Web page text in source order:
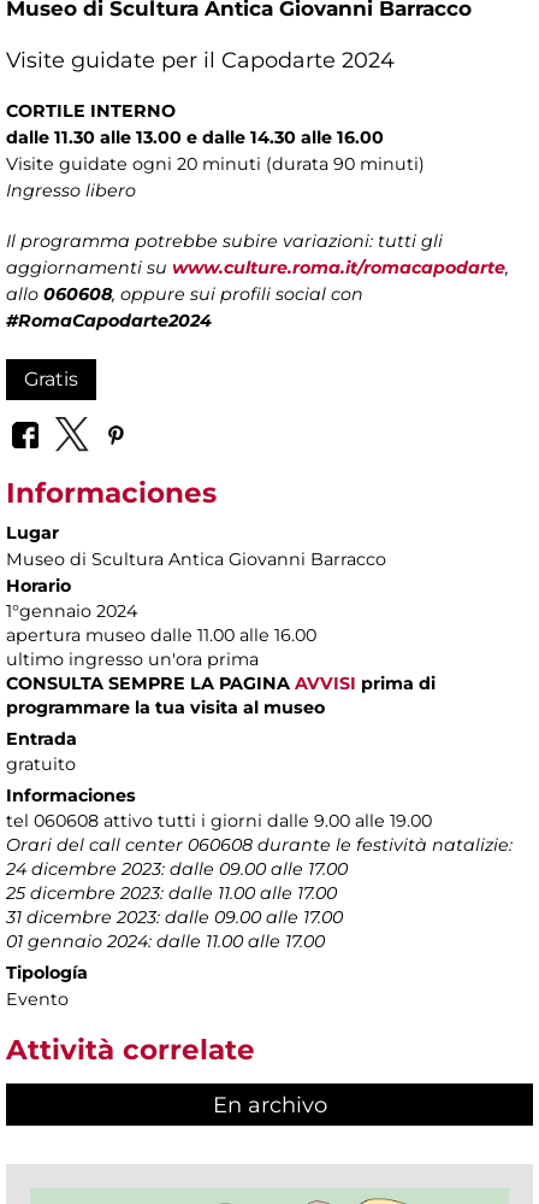
Museo di Scultura Antica Giovanni Barracco
Visite guidate per il Capodarte 2024
CORTILE INTERNO
dalle 11.30 alle 13.00 e dalle 14.30 alle 16.00
Visite guidate ogni 20 minuti (durata 90 minuti)
Ingresso libero
Il programma potrebbe subire variazioni: tutti gli
aggiornamenti su www.culture.roma.it/romacapodarte,
allo 060608, oppure sui profili social con
#RomaCapodarte2024
Gratis
Informaciones
Lugar
Museo di Scultura Antica Giovanni Barracco
Horario
1°gennaio 2024
apertura museo dalle 11.00 alle 16.00
ultimo ingresso un'ora prima
CONSULTA SEMPRE LA PAGINA AVVISI prima di
programmare la tua visita al museo
Entrada
gratuito
Informaciones
tel 060608 attivo tutti i giorni dalle 9.00 alle 19.00
Orari del call center 060608 durante le festività natalizie:
24 dicembre 2023: dalle 09.00 alle 17.00
25 dicembre 2023: dalle 11.00 alle 17.00
31 dicembre 2023: dalle 09.00 alle 17.00
01 gennaio 2024: dalle 11.00 alle 17.00
Tipología
Evento
Attività correlate
En archivo